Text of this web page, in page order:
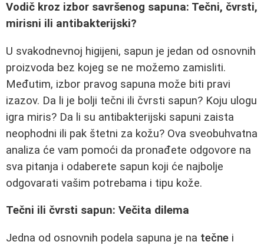
Vodič kroz izbor savršenog sapuna: Tečni, čvrsti,
mirisni ili antibakterijski?
U svakodnevnoj higijeni, sapun je jedan od osnovnih
proizvoda bez kojeg se ne možemo zamisliti.
Međutim, izbor pravog sapuna može biti pravi
izazov. Da li je bolji tečni ili čvrsti sapun? Koju ulogu
igra miris? Da li su antibakterijski sapuni zaista
neophodni ili pak štetni za kožu? Ova sveobuhvatna
analiza će vam pomoći da pronađete odgovore na
sva pitanja i odaberete sapun koji će najbolje
odgovarati vašim potrebama i tipu kože.
Tečni ili čvrsti sapun: Večita dilema
Jedna od osnovnih podela sapuna je na tečne i